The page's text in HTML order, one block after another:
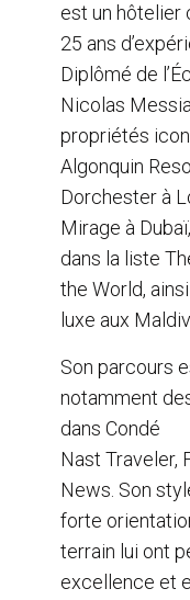
est un hôtelier
25 ans
Diplômé de
Nicolas
propriétés
Algonquin
Dorchester à
Mirage à
dans la liste
the World,
luxe aux
Son parcours
notamment
dans Condé
Nast Traveler,
News. Son
forte
terrain lui ont
excellence et